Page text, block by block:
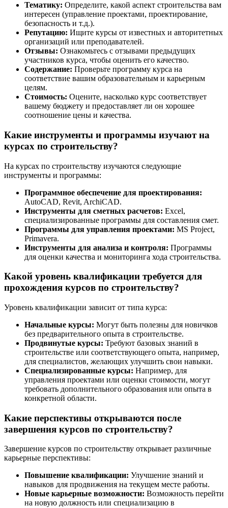
Тематику: Определите, какой аспект строительства вам
интересен (управление проектами, проектирование,
безопасность и т.д.).
Репутацию: Ищите курсы от известных и авторитетных
организаций или преподавателей.
Отзывы: Ознакомьтесь с отзывами предыдущих
участников курса, чтобы оценить его качество.
Содержание: Проверьте программу курса на
соответствие вашим образовательным и карьерным
целям.
Стоимость: Оцените, насколько курс соответствует
вашему бюджету и предоставляет ли он хорошее
соотношение цены и качества.
Какие инструменты и программы изучают на
курсах по строительству?
На курсах по строительству изучаются следующие
инструменты и программы:
Программное обеспечение для проектирования:
AutoCAD, Revit, ArchiCAD.
Инструменты для сметных расчетов: Excel,
специализированные программы для составления смет.
Программы для управления проектами: MS Project,
Primavera.
Инструменты для анализа и контроля: Программы
для оценки качества и мониторинга хода строительства.
Какой уровень квалификации требуется для
прохождения курсов по строительству?
Уровень квалификации зависит от типа курса:
Начальные курсы: Могут быть полезны для новичков
без предварительного опыта в строительстве.
Продвинутые курсы: Требуют базовых знаний в
строительстве или соответствующего опыта, например,
для специалистов, желающих улучшить свои навыки.
Специализированные курсы: Например, для
управления проектами или оценки стоимости, могут
требовать дополнительного образования или опыта в
конкретной области.
Какие перспективы открываются после
завершения курсов по строительству?
Завершение курсов по строительству открывает различные
карьерные перспективы:
Повышение квалификации: Улучшение знаний и
навыков для продвижения на текущем месте работы.
Новые карьерные возможности: Возможность перейти
на новую должность или специализацию в